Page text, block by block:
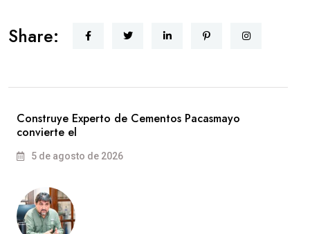
Share:
Construye Experto de Cementos Pacasmayo
convierte el
5 de agosto de 2026